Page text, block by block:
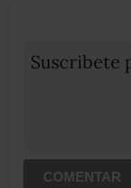
Suscribete
COMENTAR